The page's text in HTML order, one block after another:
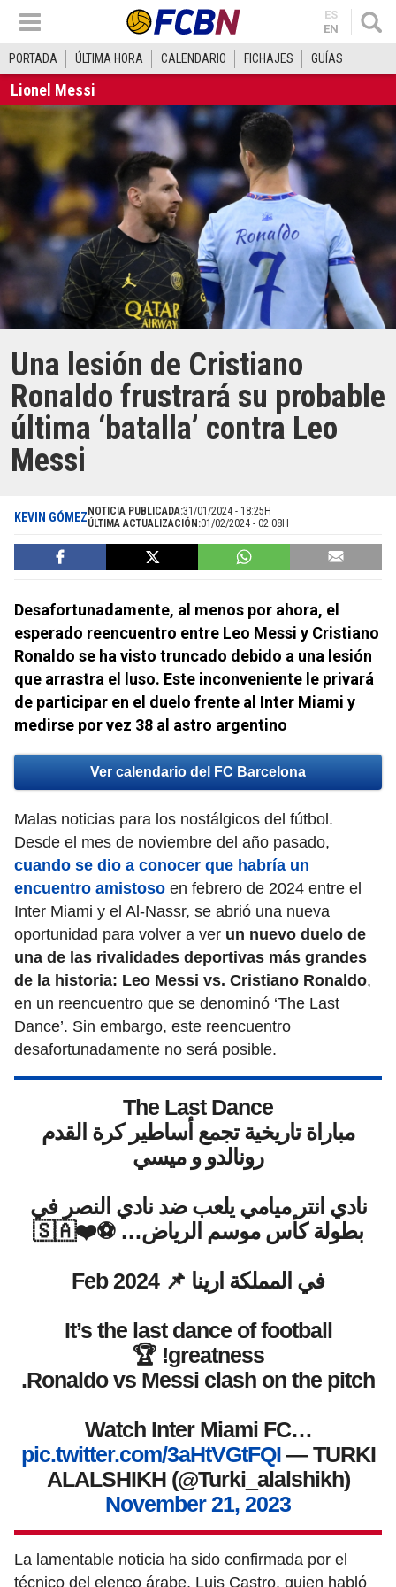
ES
EN
PORTADA ÚLTIMA HORA CALENDARIO FICHAJES GUÍAS
Lionel Messi
Una lesión de Cristiano
Ronaldo frustrará su probable
última ‘batalla’ contra Leo
Messi
KEVIN GÓMEZ NOTICIA PUBLICADA:31/01/2024 - 18:25H
ÚLTIMA ACTUALIZACIÓN:01/02/2024 - 02:08H
Desafortunadamente, al menos por ahora, el
esperado reencuentro entre Leo Messi y Cristiano
Ronaldo se ha visto truncado debido a una lesión
que arrastra el luso. Este inconveniente le privará
de participar en el duelo frente al Inter Miami y
medirse por vez 38 al astro argentino
Ver calendario del FC Barcelona
Malas noticias para los nostálgicos del fútbol.
Desde el mes de noviembre del año pasado,
cuando se dio a conocer que habría un
encuentro amistoso en febrero de 2024 entre el
Inter Miami y el Al-Nassr, se abrió una nueva
oportunidad para volver a ver un nuevo duelo de
una de las rivalidades deportivas más grandes
de la historia: Leo Messi vs. Cristiano Ronaldo,
en un reencuentro que se denominó ‘The Last
Dance’. Sin embargo, este reencuentro
desafortunadamente no será posible.
The Last Dance
مباراة تاريخية تجمع أساطير كرة القدم
رونالدو و ميسي
نادي انتر ميامي يلعب ضد نادي النصر في
بطولة كأس موسم الرياض… ⚽❤️🇸🇦
في المملكة ارينا 📌 Feb 2024
It’s the last dance of football
greatness! 🏆
Ronaldo vs Messi clash on the pitch.
Watch Inter Miami FC…
pic.twitter.com/3aHtVGtFQI— TURKI
ALALSHIKH (@Turki_alalshikh)
November 21, 2023
La lamentable noticia ha sido confirmada por el
técnico del elenco árabe, Luis Castro, quien habló